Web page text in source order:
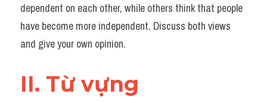
Đề thi thật Task 1
Process
Đề thi IELTS thật
dependent on each other, while others think that people
have become more independent. Discuss both views
and give your own opinion.
II. Từ vựng